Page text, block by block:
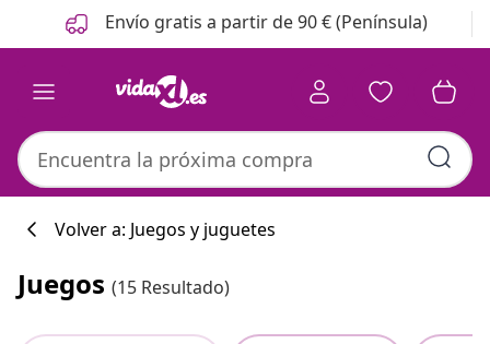
Anterior
Siguiente Envío gratis a partir de 90 € (Península)
Volver a: Juegos y juguetes
Juegos (15 Resultado)